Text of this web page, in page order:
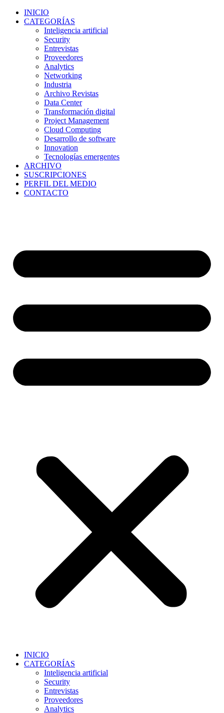
INICIO
CATEGORÍAS
Inteligencia artificial
Security
Entrevistas
Proveedores
Analytics
Networking
Industria
Archivo Revistas
Data Center
Transformación digital
Project Management
Cloud Computing
Desarrollo de software
Innovation
Tecnologías emergentes
ARCHIVO
SUSCRIPCIONES
PERFIL DEL MEDIO
CONTACTO
INICIO
CATEGORÍAS
Inteligencia artificial
Security
Entrevistas
Proveedores
Analytics